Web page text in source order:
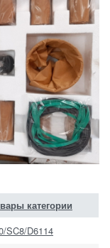
категории
SC8/D6114